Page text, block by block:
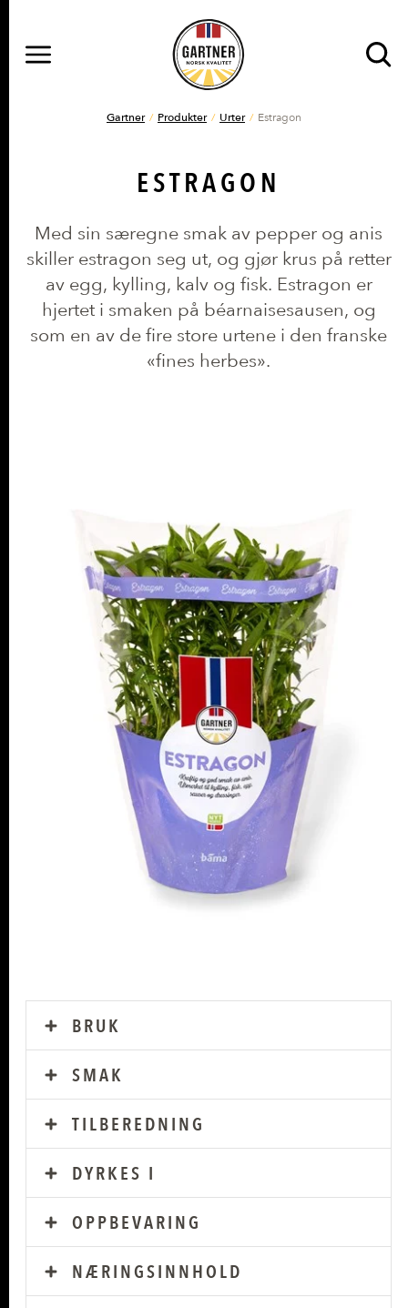
DU ER HER
Gartner Produkter Urter Estragon
ESTRAGON
Med sin særegne smak av pepper og anis
skiller estragon seg ut, og gjør krus på retter
av egg, kylling, kalv og fisk. Estragon er
hjertet i smaken på béarnaisesausen, og
som en av de fire store urtene i den franske
«fines herbes».
BRUK
SMAK
TILBEREDNING
DYRKES I
OPPBEVARING
NÆRINGSINNHOLD